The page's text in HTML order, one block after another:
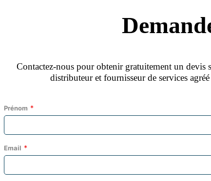
Contactez‑nous pour obtenir gratuitement un devis
distributeur et fournisseur de services
Prénom
Email